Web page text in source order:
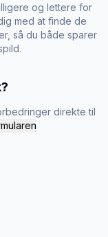
og lettere for
med at finde de
så du både sparer
direkte til